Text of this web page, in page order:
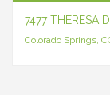
7477 THERESA
Colorado Springs,